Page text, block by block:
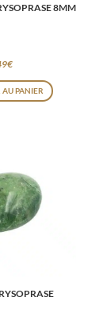
8MM
€
AU PANIER